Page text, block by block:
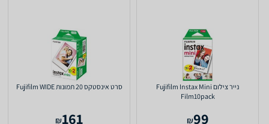
נייר צילום Fujifilm Instax Mini
Film10pack
99
₪
סרט אינסטקס 20 תמונות Fujifilm WIDE
161
₪